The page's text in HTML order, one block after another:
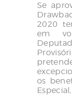
Se
2020
em
os